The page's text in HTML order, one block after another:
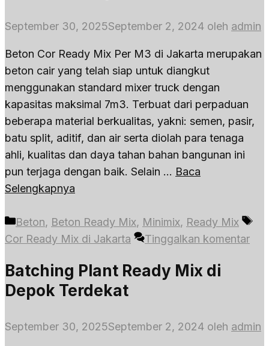
September 30, 2025September 2, 2024 oleh admin
Beton Cor Ready Mix Per M3 di Jakarta merupakan
beton cair yang telah siap untuk diangkut
menggunakan standard mixer truck dengan
kapasitas maksimal 7m3. Terbuat dari perpaduan
beberapa material berkualitas, yakni: semen, pasir,
batu split, aditif, dan air serta diolah para tenaga
ahli, kualitas dan daya tahan bahan bangunan ini
pun terjaga dengan baik. Selain … Baca
Selengkapnya
Kategori
Beton, Beton Ready Mix, Minimix, Ready Mix
Cor Ready Mix di Jakarta
Tinggalkan komentar
Batching Plant Ready Mix di
Depok Terdekat
September 30, 2025September 2, 2024 oleh admin